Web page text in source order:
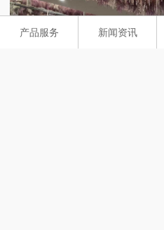
产品服务 新闻资讯